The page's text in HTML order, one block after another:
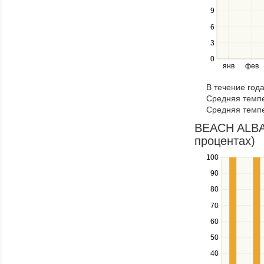
янв фев
0
3
6
9
Use
the
and
right
keys
navigate
through
items
in
a
series.
В течение
Средняя
Средняя
BEACH
процентах)
40
50
60
70
80
90
100
Use
the
and
down
to
navigate
series.